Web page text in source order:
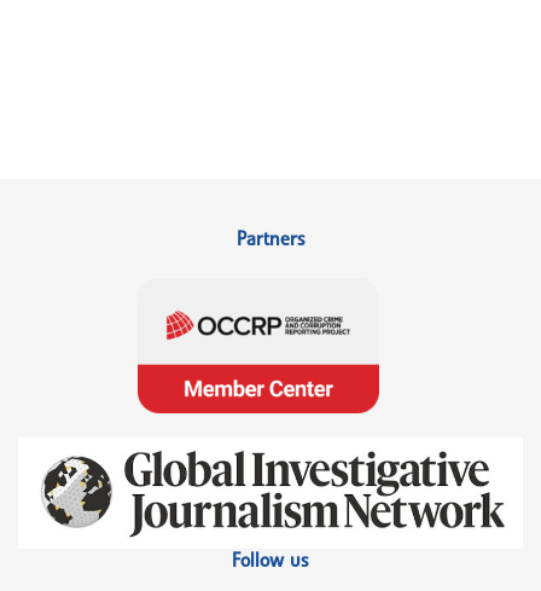
Partners
Follow us